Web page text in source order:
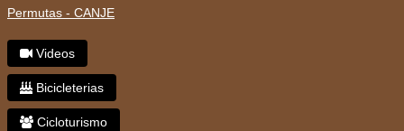
Permutas - CANJE
Videos
Bicicleterias
Cicloturismo